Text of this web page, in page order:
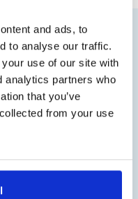
and ads, to
to analyse our traffic.
use of our site with
analytics partners who
that you’ve
from your use